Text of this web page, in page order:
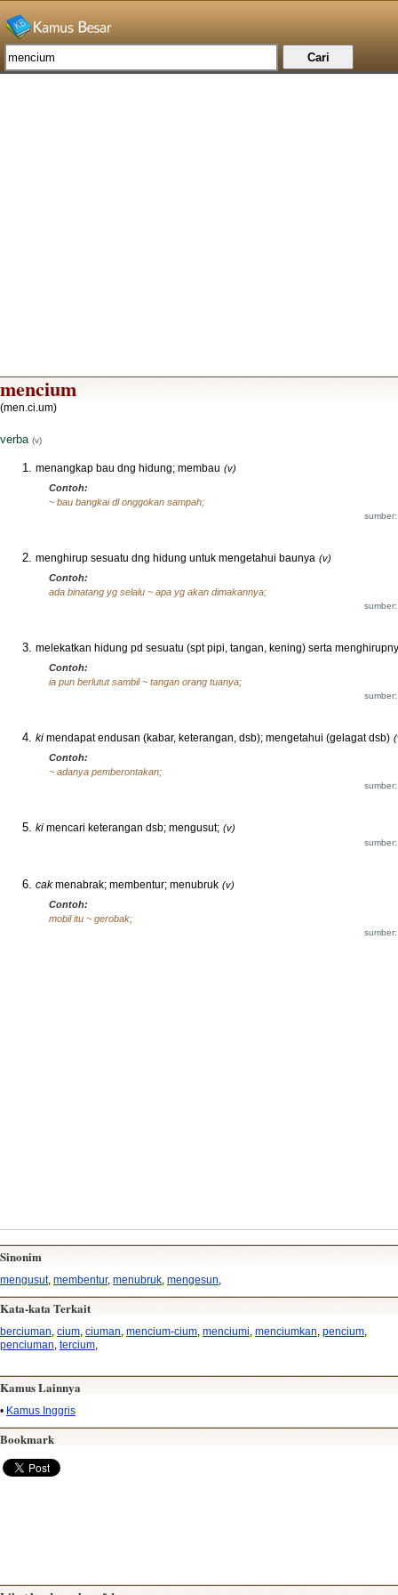
mencium
(men.ci.um)
verba (v)
menangkap bau dng hidung; membau (v)
Contoh:
~ bau bangkai dl onggokan sampah;
menghirup sesuatu dng hidung untuk mengetahui baunya (v)
Contoh:
ada binatang yg selalu ~ apa yg akan dimakannya;
melekatkan hidung pd sesuatu (spt pipi, tangan, kening) serta
Contoh:
ia pun berlutut sambil ~ tangan orang tuanya;
ki mendapat endusan (kabar, keterangan, dsb); mengetahui (gelagat dsb)
Contoh:
~ adanya pemberontakan;
ki mencari keterangan dsb; mengusut; (v)
cakmenabrak; membentur; menubruk (v)
Contoh:
mobil itu ~ gerobak;
Sinonim
mengusut, membentur, menubruk mengesun
Kata-kata Terkait
berciuman, cium, ciuman, mencium-cium, menciumi, menciumkan, pencium,
penciuman, tercium,
Kamus Lainnya
• Kamus Inggris
Bookmark